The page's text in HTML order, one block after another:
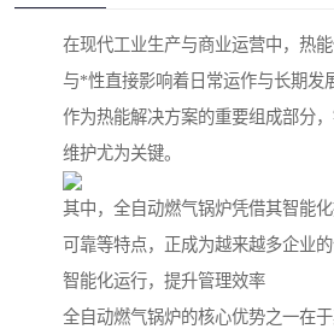
在现代工业生产与商业运营中，热
与*性直接影响着日常运作与长期发
作为热能解决方案的重要组成部分
维护尤为关键。
其中，全自动燃气锅炉凭借其智能
可靠等特点，正成为越来越多企业的
智能化运行，提升管理效率
全自动燃气锅炉的核心优势之一在